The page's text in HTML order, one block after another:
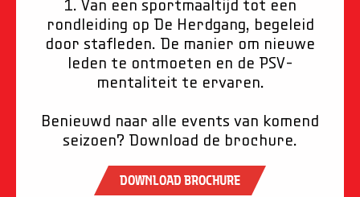
1. Van een sportmaaltijd tot een
rondleiding op De Herdgang, begeleid
door stafleden. De manier om nieuwe
leden te ontmoeten en de PSV-
mentaliteit te ervaren.
Benieuwd naar alle events van komend
seizoen? Download de brochure.
download brochure